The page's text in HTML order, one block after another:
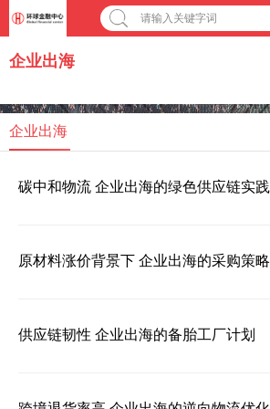
请输入关键字词
企业出海
企业出海
碳中和物流 企业出海的绿色供应链实践
原材料涨价背景下 企业出海的采购策略
供应链韧性 企业出海的备胎工厂计划